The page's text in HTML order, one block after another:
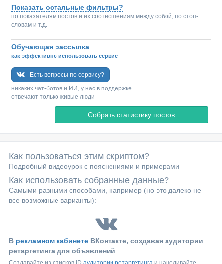
Показать остальные фильтры?
по показателям постов и их соотношениям между собой, по стоп-
словам и т.д.
Обучающая рассылка
как эффективно использовать сервис
Есть вопросы по сервису?
никаких чат-ботов и ИИ, у нас в поддержке
отвечают только живые люди
Как пользоваться этим скриптом?
Подробный видеоурок с пояснениями и примерами
Как использовать собранные данные?
Самыми разными способами, например (но это далеко не
все возможные варианты):
В рекламном кабинете ВКонтакте, создавая аудитории
ретаргетинга для объявлений
Создавайте из списков ID аудитории ретаргетинга и нацеливайте